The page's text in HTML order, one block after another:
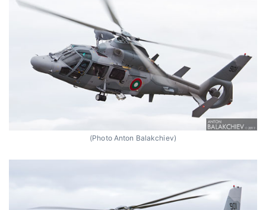
(Photo Anton Balakchiev)